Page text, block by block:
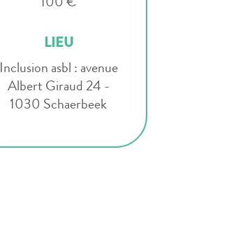
100 €
LIEU
Inclusion asbl : avenue
Albert Giraud 24 -
1030 Schaerbeek